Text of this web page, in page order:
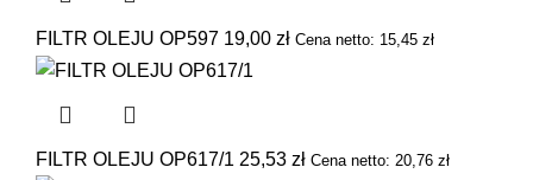
FILTR OLEJU OP597 19,00 zł Cena netto: 15,45 zł
FILTR OLEJU OP617/1 25,53 zł Cena netto: 20,76 zł